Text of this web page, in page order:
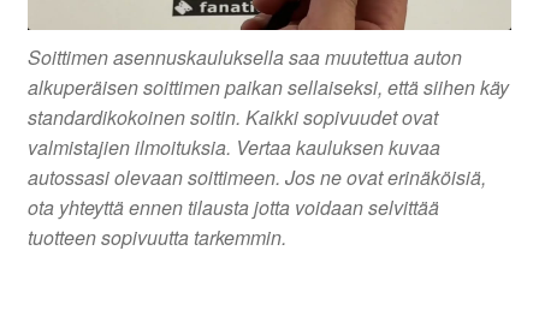
Soittimen asennuskauluksella saa muutettua auton
alkuperäisen soittimen paikan sellaiseksi, että siihen käy
standardikokoinen soitin. Kaikki sopivuudet ovat
valmistajien ilmoituksia. Vertaa kauluksen kuvaa
autossasi olevaan soittimeen. Jos ne ovat erinäköisiä,
ota yhteyttä ennen tilausta jotta voidaan selvittää
tuotteen sopivuutta tarkemmin.